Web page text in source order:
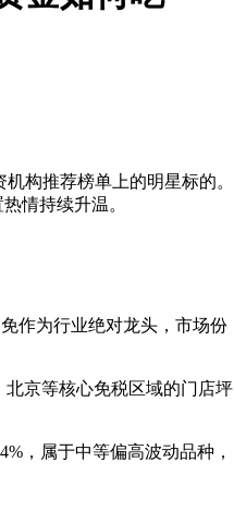
构推荐榜单上的明星标的。
情持续升温。
作为行业绝对龙头，市场份
北京等核心免税区域的门店坪
，属于中等偏高波动品种，